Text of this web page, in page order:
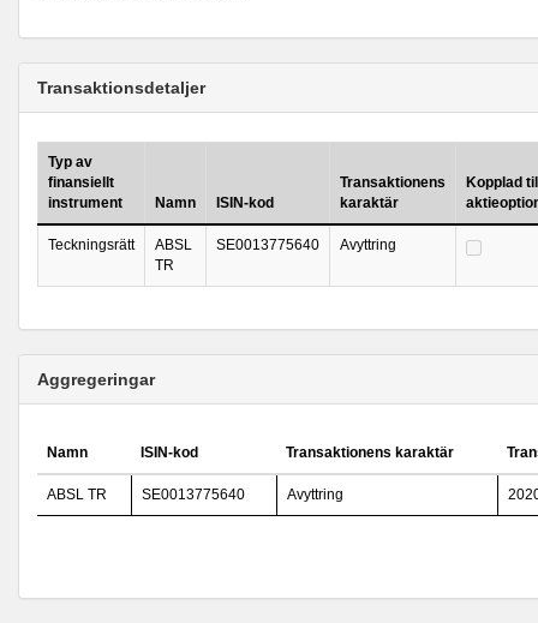
Transaktionsdetaljer
Typ av
finansiellt
instrument
Namn ISIN-kod
Transaktionens
karaktär
Kopplad
Teckningsrätt
ABSL
TR
SE0013775640 Avyttring
Aggregeringar
Namn ISIN-kod Transaktionens karaktär
ABSL TR SE0013775640 Avyttring